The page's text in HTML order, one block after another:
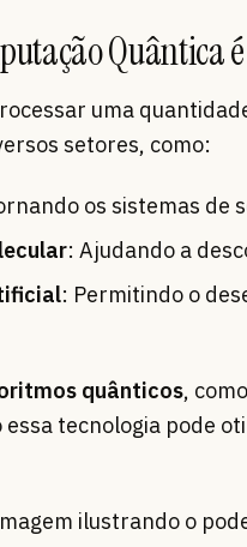
Quântica
uma
setores, como:
os sistemas de
: Ajudando a
: Permitindo o
quânticos,
essa tecnologia pode
ilustrando o